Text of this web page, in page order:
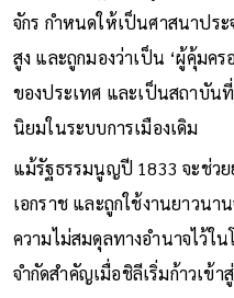
จักร กำหนดให้เป็นศาสนาปร
สูง และถูกมองว่าเป็น ‘ผู้คุ้มค
ของประเทศ และเป็นสถาบั
นิยมในระบบการเมืองเดิม
แม้รัฐธรรมนูญปี 1833 จะช่วย
เอกราช และถูกใช้งานยาวน
ความไม่สมดุลทางอำนาจไว้ใ
จำกัดสำคัญเมื่อชิลีเริ่มก้าวเข้า